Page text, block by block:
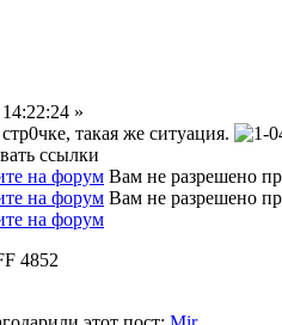
»
такая же ситуация.
ссылки
на форум Вам не разрешено
на форум Вам не разрешено
на форум
4852